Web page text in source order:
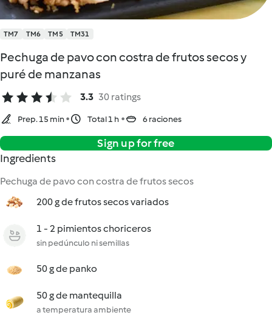
TM7 TM6 TM5 TM31
Pechuga de pavo con costra de frutos secos y
puré de manzanas
3.3 30 ratings
Prep. 15 min Total 1 h 6 raciones
Sign up for free
Ingredients
Pechuga de pavo con costra de frutos secos
200 g de frutos secos variados
1 - 2 pimientos choriceros
sin pedúnculo ni semillas
50 g de panko
50 g de mantequilla
a temperatura ambiente